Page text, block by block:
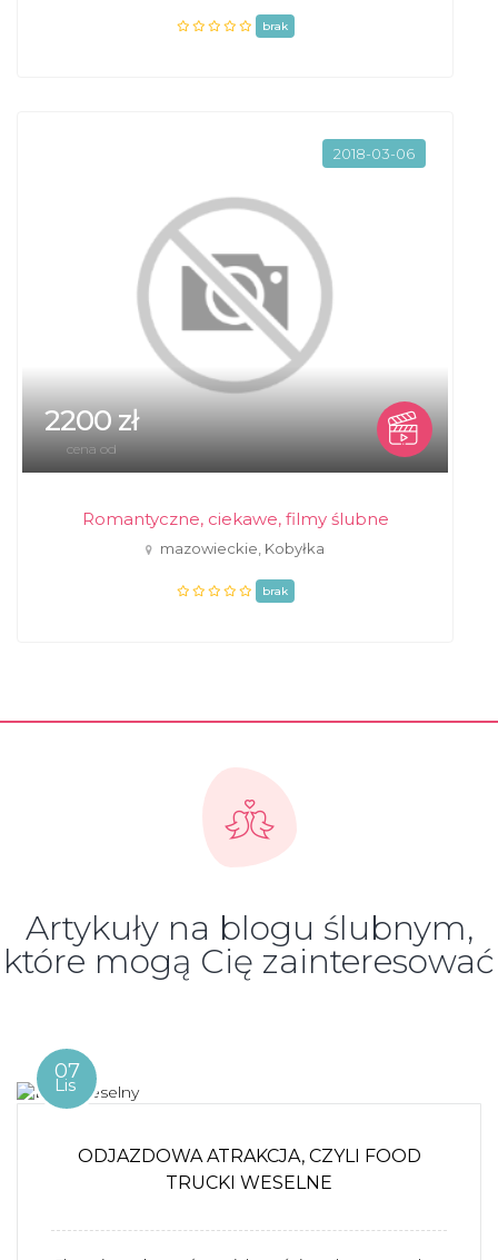
brak
2018-03-06
2200 zł
cena od
Romantyczne, ciekawe, filmy ślubne
mazowieckie, Kobyłka
brak
Artykuły na blogu ślubnym,
które mogą Cię zainteresować
07
Lis
ODJAZDOWA ATRAKCJA, CZYLI FOOD
TRUCKI WESELNE